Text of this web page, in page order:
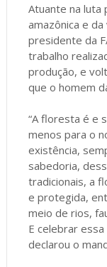
Atuante na luta
amazônica e
presidente da
trabalho
produção, e
que o homem
“A floresta é e
menos para o
existência,
sabedoria,
tradicionais, a
e protegida,
meio de rios,
E celebrar essa
declarou o